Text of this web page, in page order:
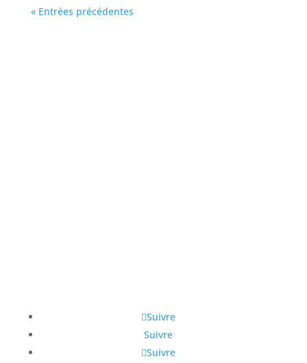
« Entrées précédentes
Suivre
Suivre
Suivre